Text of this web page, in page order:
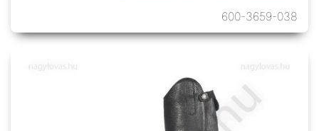
600-3659-038